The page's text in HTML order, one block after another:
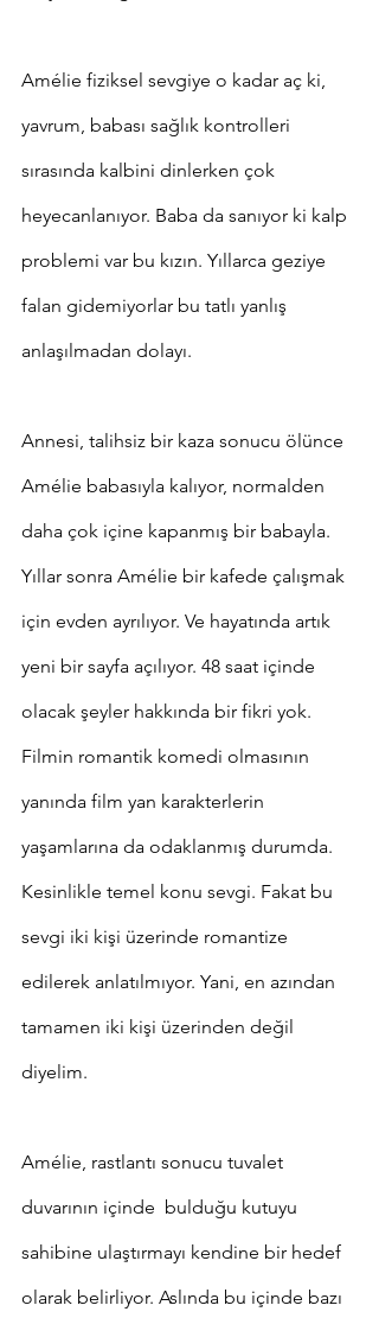
Amélie fiziksel sevgiye o kadar aç ki,
yavrum, babası sağlık kontrolleri
sırasında kalbini dinlerken çok
heyecanlanıyor. Baba da sanıyor ki kalp
problemi var bu kızın. Yıllarca geziye
falan gidemiyorlar bu tatlı yanlış
anlaşılmadan dolayı.
Annesi, talihsiz bir kaza sonucu ölünce
Amélie babasıyla kalıyor, normalden
daha çok içine kapanmış bir babayla.
Yıllar sonra Amélie bir kafede çalışmak
için evden ayrılıyor. Ve hayatında artık
yeni bir sayfa açılıyor. 48 saat içinde
olacak şeyler hakkında bir fikri yok.
Filmin romantik komedi olmasının
yanında film yan karakterlerin
yaşamlarına da odaklanmış durumda.
Kesinlikle temel konu sevgi. Fakat bu
sevgi iki kişi üzerinde romantize
edilerek anlatılmıyor. Yani, en azından
tamamen iki kişi üzerinden değil
diyelim.
Amélie, rastlantı sonucu tuvalet
duvarının içinde  bulduğu kutuyu
sahibine ulaştırmayı kendine bir hedef
olarak belirliyor. Aslında bu içinde bazı